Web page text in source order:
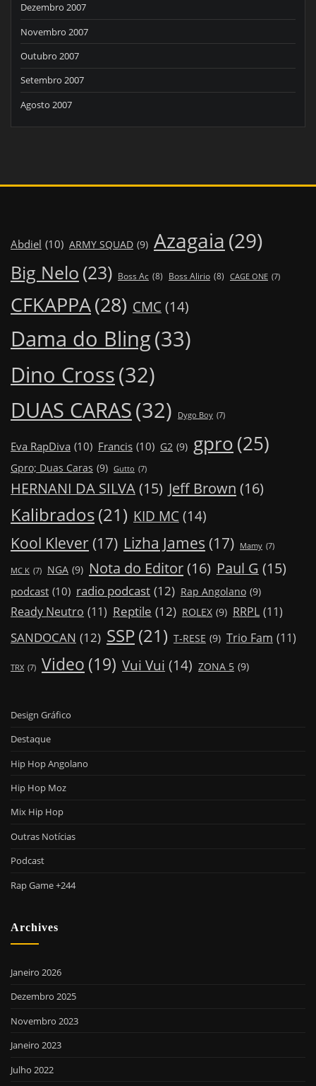
Dezembro 2007
Novembro 2007
Outubro 2007
Setembro 2007
Agosto 2007
Abdiel (10) ARMY SQUAD (9) Azagaia (29)
Big Nelo (23) Boss Ac (8) Boss Alirio (8) CAGE ONE (7)
CFKAPPA(28) CMC (14)
Dama do Bling(33)
Dino Cross(32)
DUAS CARAS(32) Dygo Boy (7)
Eva RapDiva (10) Francis (10) G2 (9) gpro(25)
Gpro; Duas Caras (9) Gutto (7)
HERNANI DA SILVA(15) Jeff Brown (16)
Kalibrados(21) KID MC (14)
Kool Klever (17) Lizha James (17) Mamy (7)
MC K (7) NGA (9) Nota do Editor(16) Paul G (15)
podcast (10) radio podcast (12) Rap Angolano (9)
Ready Neutro (11) Reptile (12) ROLEX (9) RRPL (11)
SANDOCAN (12) SSP(21) T-RESE (9) Trio Fam (11)
TRX (7) Video (19) Vui Vui (14) ZONA 5 (9)
Design Gráfico
Destaque
Hip Hop Angolano
Hip Hop Moz
Mix Hip Hop
Outras Notícias
Podcast
Rap Game +244
Archives
Janeiro 2026
Dezembro 2025
Novembro 2023
Janeiro 2023
Julho 2022